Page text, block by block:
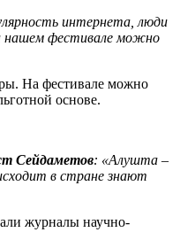
интернета, люди
нашем фестивале можно
На фестивале можно
основе.
Сейдаметов: «Алушта –
в стране знают
журналы научно-